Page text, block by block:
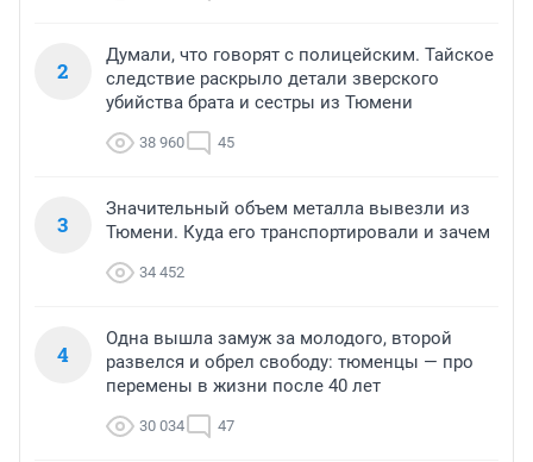
2
Думали, что говорят с полицейским. Тайское
следствие раскрыло детали зверского
убийства брата и сестры из Тюмени
38 960 45
3
Значительный объем металла вывезли из
Тюмени. Куда его транспортировали и зачем
34 452
4
Одна вышла замуж за молодого, второй
развелся и обрел свободу: тюменцы — про
перемены в жизни после 40 лет
30 034 47